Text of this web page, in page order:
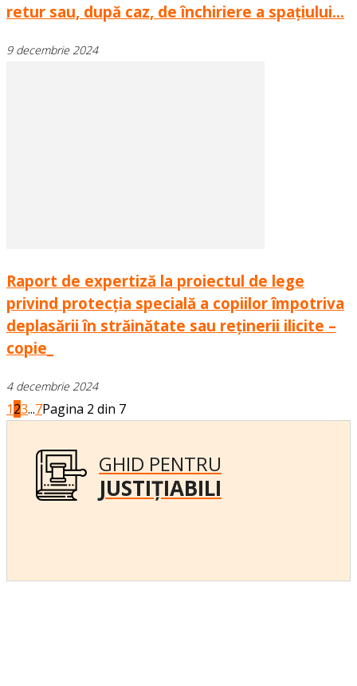
retur sau, după caz, de închiriere a spațiului...
9 decembrie 2024
Raport de expertiză la proiectul de lege
privind protecția specială a copiilor împotriva
deplasării în străinătate sau reținerii ilicite –
copie_
4 decembrie 2024
123...7Pagina 2 din 7
GHID PENTRU
JUSTIȚIABILI